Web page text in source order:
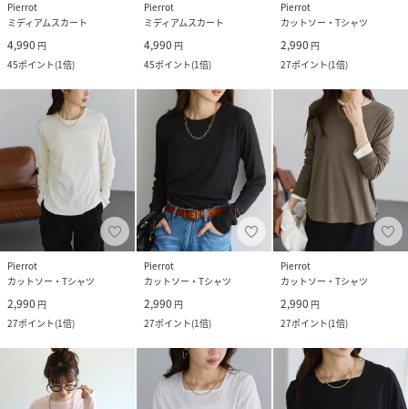
Pierrot
ミディアムスカート
4,990 円
45ポイント(1倍)
Pierrot
ミディアムスカート
4,990 円
45ポイント(1倍)
Pierrot
カットソー・Tシャツ
2,990 円
27ポイント(1倍)
Pierrot
カットソー・Tシャツ
2,990 円
27ポイント(1倍)
Pierrot
カットソー・Tシャツ
2,990 円
27ポイント(1倍)
Pierrot
カットソー・Tシャツ
2,990 円
27ポイント(1倍)